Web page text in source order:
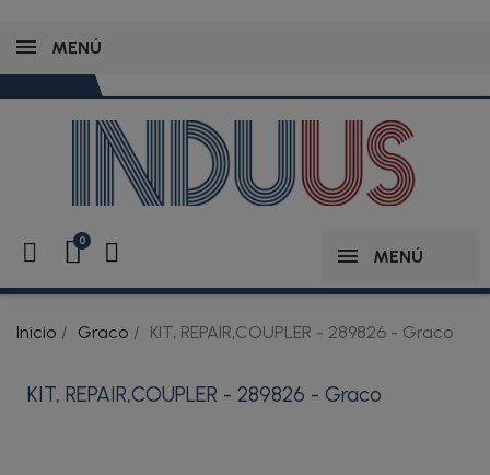
MENÚ
MENÚ
Inicio Graco KIT, REPAIR,COUPLER - 289826 - Graco
KIT, REPAIR,COUPLER - 289826 - Graco